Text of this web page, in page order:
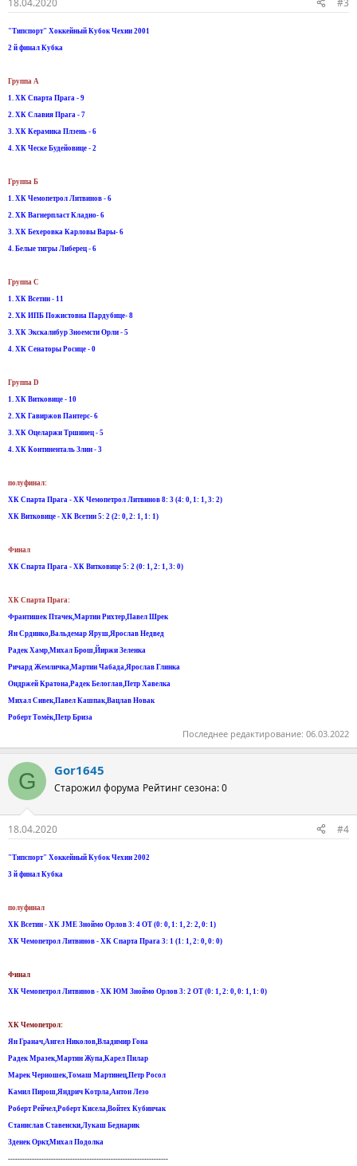
"Типспорт" Хоккейный Кубок Чехии 2001
2 й финал Кубка
Группа А
1. ХК Спарта Прага - 9
2. ХК Славия Прага - 7
3. ХК Керамика Плзень - 6
4. ХК Ческе Будейовице - 2
Группа Б
1. ХК Чемопетрол Литвинов - 6
2. ХК Вагнерпласт Кладно- 6
3. ХК Бехеровка Карловы Вары- 6
4. Белые тигры Либерец - 6
Группа С
1. ХК Всетин - 11
2. ХК ИПБ Пожистовна Пардубице- 8
3. ХК Экскалибур Зноемсти Орли - 5
4. ХК Сенаторы Росице - 0
Группа D
1. ХК Витковице - 10
2. ХК Гавиржов Пантерс- 6
3. ХК Оцеларжи Тршинец - 5
4. ХК Континенталь Злин - 3
полуфинал:
ХК Спарта Прага - ХК Чемопетрол Литвинов 8: 3 (4: 0, 1: 1, 3: 2)
ХК Витковице - ХК Всетин 5: 2 (2: 0, 2: 1, 1: 1)
Финал
ХК Спарта Прага - ХК Витковице 5: 2 (0: 1, 2: 1, 3: 0)
ХК Спарта Прага:
Франтишек Птачек,Мартин Рихтер,Павел Шрек
Ян Срдинко,Вальдемар Яруш,Ярослав Недвед
Радек Хамр,Михал Брош,Йиржи Зеленка
Ричард Жемличка,Мартин Чабада,Ярослав Глинка
Ондржей Кратона,Радек Белоглав,Петр Хавелка
Михал Сивек,Павел Кашпак,Вацлав Новак
Роберт Томёк,Петр Бриза
Последнее редактирование: 06.03.2022
G Gor1645
Старожил форума Рейтинг сезона: 0
18.04.2020 #4
"Типспорт" Хоккейный Кубок Чехии 2002
3 й финал Кубка
полуфинал
ХК Всетин - ХК JME Зноймо Орлов 3: 4 ОТ (0: 0, 1: 1, 2: 2, 0: 1)
ХК Чемопетрол Литвинов - ХК Спарта Прага 3: 1 (1: 1, 2: 0, 0: 0)
Финал
ХК Чемопетрол Литвинов - ХК ЮМ Зноймо Орлов 3: 2 ОТ (0: 1, 2: 0, 0: 1, 1: 0)
ХК Чемопетрол:
Ян Гранач,Ангел Николов,Владимир Гона
Радек Мразек,Мартин Жупа,Карел Пилар
Марек Черношек,Томаш Мартинец,Петр Росол
Камил Пирош,Яндрич Kотрла,Антон Лезо
Роберт Рейчел,Роберт Кисела,Войтех Кубинчак
Станислав Ставенски,Лукаш Беднарик
Зденек Оркт,Михал Подолка
-------------------------------------------------------------------